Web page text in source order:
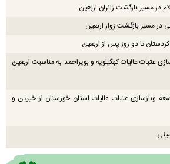
در مسیر بازگشت زائران اربعین
تا دو روز پس از اربعین
عتبات عالیات کهگیلویه و بویراحمد به مناسبت اربعین
وبازسازی عتبات عالیات استان خوزستان از خیرین و